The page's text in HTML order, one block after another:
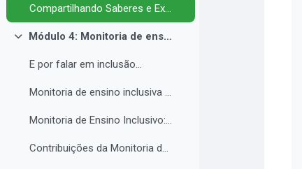
Compartilhando Saberes e Experiências. 2
Contrair
Módulo 4: Monitoria de ensino inclusiva no processo formativo de estudantes com Necessidades Educacionais Específicas - NEE no contexto da Educação Profissional e Tecnológica.
E por falar em inclusão...
Monitoria de ensino inclusiva junto a estudante com Necessidades Educacionais Específicas - NEE no contexto da Educação Profissional e Tecnológica.
Monitoria de Ensino Inclusivo: Conceitos e Objetivos.
Contribuições da Monitoria de ensino inclusiva para o estudante com Necessidades Educacionais Específicas.